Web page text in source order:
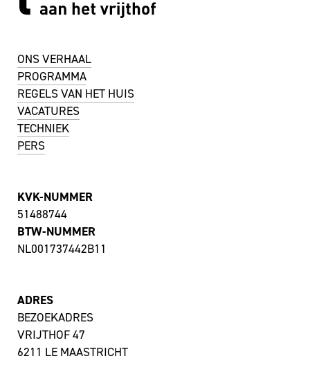
ONS VERHAAL
PROGRAMMA
REGELS VAN HET HUIS
VACATURES
TECHNIEK
PERS
KVK-NUMMER
51488744
BTW-NUMMER
NL001737442B11
ADRES
BEZOEKADRES
VRIJTHOF 47
6211 LE MAASTRICHT